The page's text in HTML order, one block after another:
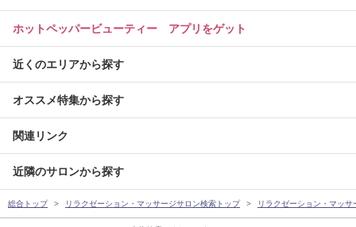
ホットペッパービューティー アプリをゲット
近くのエリアから探す
オススメ特集から探す
関連リンク
近隣のサロンから探す
総合トップ リラクゼーション・マッサージサロン検索トップ リラクゼーション・マッ